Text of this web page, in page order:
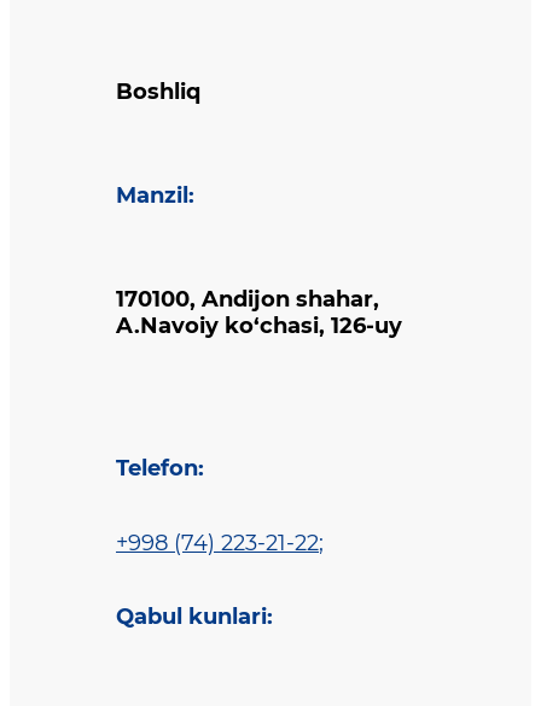
Boshliq
Manzil :
170100, Andijon shahar,
A.Navoiy ko‘chasi, 126-uy
Telefon:
+998 (74) 223-21-22;
Qabul kunlari: